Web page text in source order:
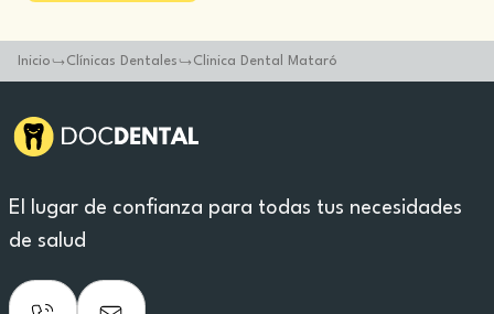
Inicio Clínicas Dentales Clinica Dental Mataró
El lugar de confianza para todas tus necesidades
de salud